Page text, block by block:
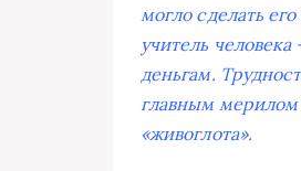
могло сделать
учитель
деньгам.
главным мерилом
«живоглота».